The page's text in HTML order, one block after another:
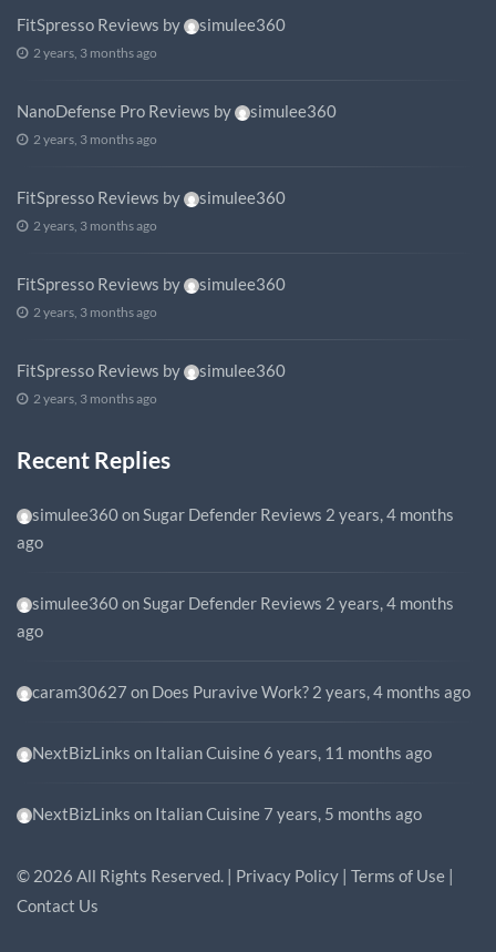
FitSpresso Reviews by simulee360
2 years, 3 months ago
NanoDefense Pro Reviews by simulee360
2 years, 3 months ago
FitSpresso Reviews by simulee360
2 years, 3 months ago
FitSpresso Reviews by simulee360
2 years, 3 months ago
FitSpresso Reviews by simulee360
2 years, 3 months ago
Recent Replies
simulee360on Sugar Defender Reviews 2 years, 4 months
ago
simulee360on Sugar Defender Reviews 2 years, 4 months
ago
caram30627 on Does Puravive Work? 2 years, 4 months ago
NextBizLinks on Italian Cuisine 6 years, 11 months ago
NextBizLinks on Italian Cuisine 7 years, 5 months ago
© 2026 All Rights Reserved. | Privacy Policy | Terms of Use |
Contact Us